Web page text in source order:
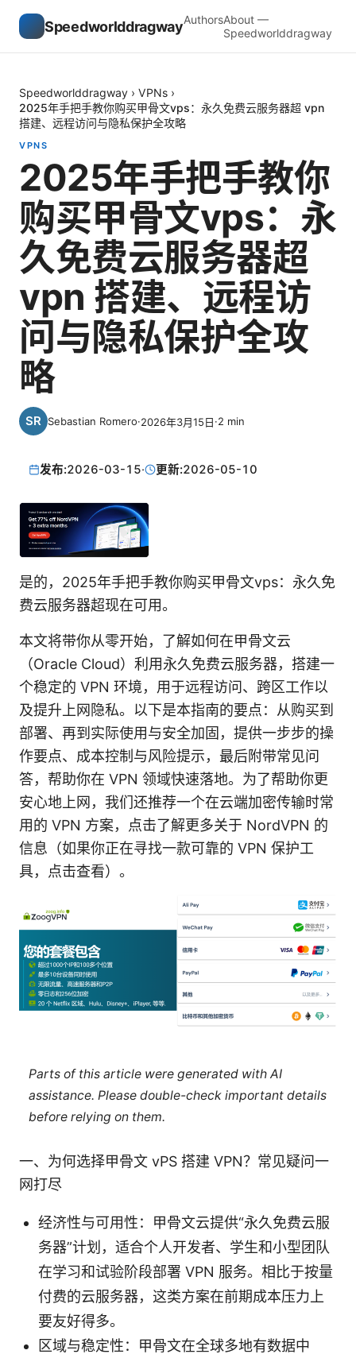
SpeedworlddragwayAuthorsAbout —
Speedworlddragway
Speedworlddragway › VPNs ›
2025年手把手教你购买甲骨文vps：永久免费云服务器超 vpn
搭建、远程访问与隐私保护全攻略
VPNS
2025年手把手教你
购买甲骨文vps：永
久免费云服务器超
vpn 搭建、远程访
问与隐私保护全攻
略
Sebastian Romero·2026年3月15日·2 min
发布:2026-03-15· 更新:2026-05-10
是的，2025年手把手教你购买甲骨文vps：永久免
费云服务器超现在可用。
本文将带你从零开始，了解如何在甲骨文云
（Oracle Cloud）利用永久免费云服务器，搭建一
个稳定的 VPN 环境，用于远程访问、跨区工作以
及提升上网隐私。以下是本指南的要点：从购买到
部署、再到实际使用与安全加固，提供一步步的操
作要点、成本控制与风险提示，最后附带常见问
答，帮助你在 VPN 领域快速落地。为了帮助你更
安心地上网，我们还推荐一个在云端加密传输时常
用的 VPN 方案，点击了解更多关于 NordVPN 的
信息（如果你正在寻找一款可靠的 VPN 保护工
具，点击查看）。
Parts of this article were generated with AI
assistance. Please double-check important details
before relying on them.
一、为何选择甲骨文 vPS 搭建 VPN？常见疑问一
网打尽
经济性与可用性：甲骨文云提供“永久免费云服
务器”计划，适合个人开发者、学生和小型团队
在学习和试验阶段部署 VPN 服务。相比于按量
付费的云服务器，这类方案在前期成本压力上
要友好得多。
区域与稳定性：甲骨文在全球多地有数据中